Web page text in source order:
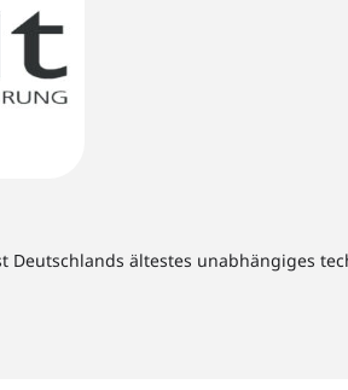
Deutschlands ältestes unabhängiges